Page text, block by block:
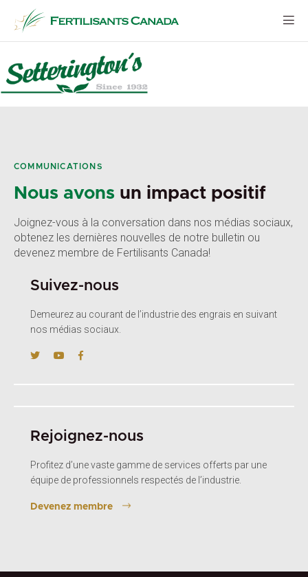
contenu
COMMUNICATIONS
Nous avons un impact positif
Joignez-vous à la conversation dans nos médias sociaux,
obtenez les dernières nouvelles de notre bulletin ou
devenez membre de Fertilisants Canada!
Suivez-nous
Demeurez au courant de l’industrie des engrais en suivant
nos médias sociaux.
Rejoignez-nous
Profitez d’une vaste gamme de services offerts par une
équipe de professionnels respectés de l’industrie.
Devenez membre